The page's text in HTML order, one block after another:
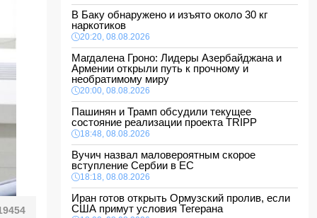
В Баку обнаружено и изъято около 30 кг
наркотиков
20:20, 08.08.2026
Магдалена Гроно: Лидеры Азербайджана и
Армении открыли путь к прочному и
необратимому миру
20:00, 08.08.2026
Пашинян и Трамп обсудили текущее
состояние реализации проекта TRIPP
18:48, 08.08.2026
Вучич назвал маловероятным скорое
вступление Сербии в ЕС
18:18, 08.08.2026
Иран готов открыть Ормузский пролив, если
США примут условия Тегерана